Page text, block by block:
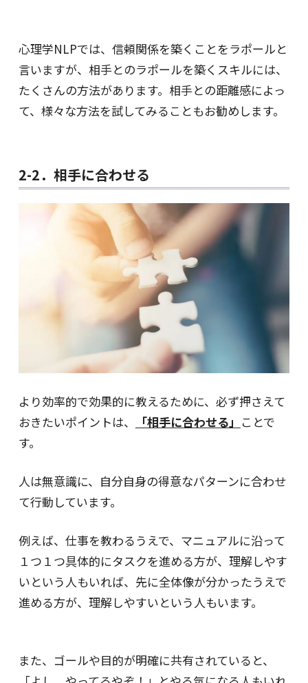
心理学NLPでは、信頼関係を築くことをラポールと
言いますが、相手とのラポールを築くスキルには、
たくさんの方法があります。相手との距離感によっ
て、様々な方法を試してみることもお勧めします。
2-2．相手に合わせる
より効率的で効果的に教えるために、必ず押さえて
おきたいポイントは、
「相手に合わせる」 ことで
す。
人は無意識に、自分自身の得意なパターンに合わせ
て行動しています。
例えば、仕事を教わるうえで、マニュアルに沿って
１つ１つ具体的にタスクを進める方が、理解しやす
いという人もいれば、先に全体像が分かったうえで
進める方が、理解しやすいという人もいます。
また、ゴールや目的が明確に共有されていると、